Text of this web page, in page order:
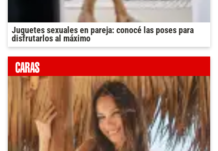
Juguetes sexuales en pareja: conocé las poses para
disfrutarlos al máximo